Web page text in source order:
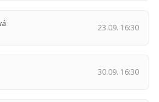
23.09. 16:30
30.09. 16:30